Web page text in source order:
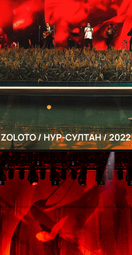
ZOLOTO / НУР-СУЛТАН / 2022